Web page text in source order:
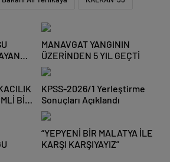
MANAVGAT YANGININ
ÜZERİNDEN 5 YIL GEÇTİ
BİR
KPSS-2026/1 Yerleştirme
Sonuçları Açıklandı
“YEPYENİ BİR MALATYA İLE
KARŞI KARŞIYAYIZ”